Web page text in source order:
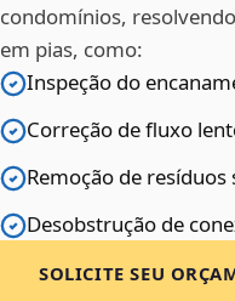
condomínios,
em pias, como:
Inspeção do
Correção de fluxo
Remoção de
Desobstrução de
SOLICITE SEU